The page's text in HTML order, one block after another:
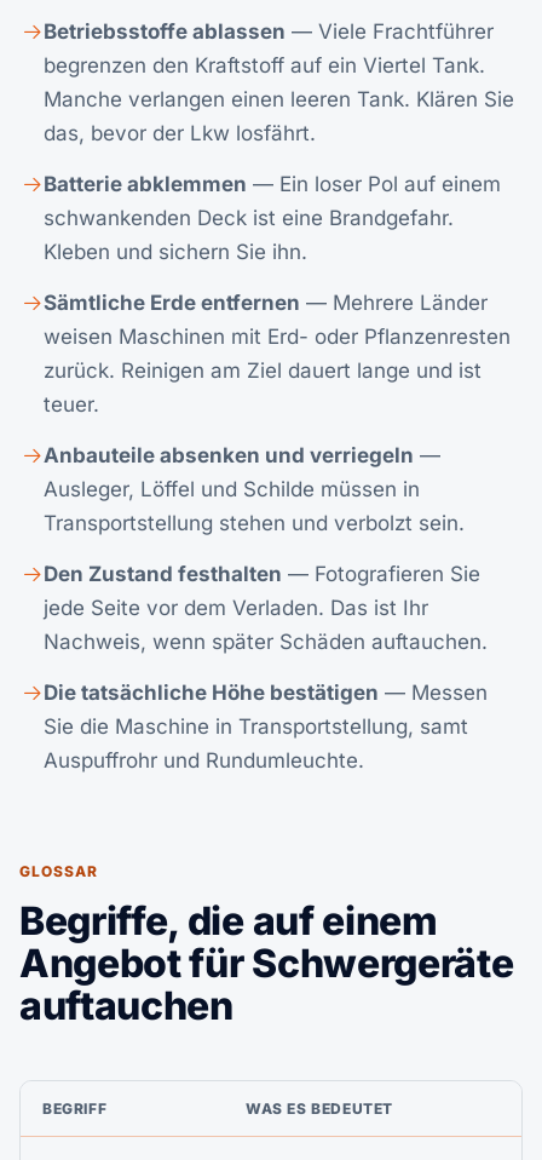
Betriebsstoffe ablassen — Viele Frachtführer
begrenzen den Kraftstoff auf ein Viertel Tank.
Manche verlangen einen leeren Tank. Klären Sie
das, bevor der Lkw losfährt.
Batterie abklemmen — Ein loser Pol auf einem
schwankenden Deck ist eine Brandgefahr.
Kleben und sichern Sie ihn.
Sämtliche Erde entfernen — Mehrere Länder
weisen Maschinen mit Erd- oder Pflanzenresten
zurück. Reinigen am Ziel dauert lange und ist
teuer.
Anbauteile absenken und verriegeln —
Ausleger, Löffel und Schilde müssen in
Transportstellung stehen und verbolzt sein.
Den Zustand festhalten — Fotografieren Sie
jede Seite vor dem Verladen. Das ist Ihr
Nachweis, wenn später Schäden auftauchen.
Die tatsächliche Höhe bestätigen — Messen
Sie die Maschine in Transportstellung, samt
Auspuffrohr und Rundumleuchte.
GLOSSAR
Begriffe, die auf einem
Angebot für Schwergeräte
auftauchen
BEGRIFF WAS ES BEDEUTET